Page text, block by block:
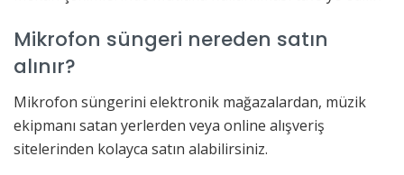
Mikrofon süngeri nereden satın
alınır?
Mikrofon süngerini elektronik mağazalardan, müzik
ekipmanı satan yerlerden veya online alışveriş
sitelerinden kolayca satın alabilirsiniz.